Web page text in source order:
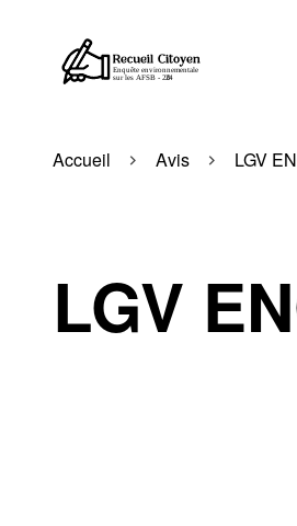
Accueil Avis LGV
LGV